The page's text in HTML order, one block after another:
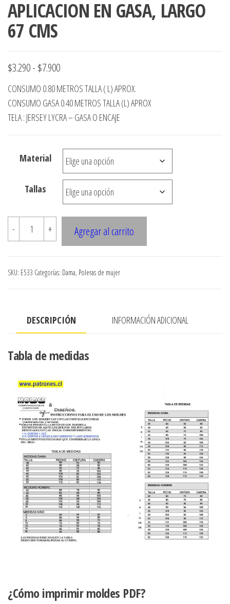
APLICACION EN GASA, LARGO
67 CMS
$3.290- $7.900Rango
de
precios:
desde
hasta
$7.900
CONSUMO 0.80 METROS TALLA ( L) APROX.
CONSUMO GASA 0.40 METROS TALLA (L) APROX
TELA : JERSEY LYCRA – GASA O ENCAJE
Material
Tallas
-
E533
POLERA
KIMONO
ESCOTADA
APLICACION
GASA,
67
CMS
cantidad
+ Agregar al carrito
SKU: E533 Categorías: Dama, Poleras de mujer
DESCRIPCIÓN INFORMACIÓN ADICIONAL
Tabla de medidas
¿Cómo imprimir moldes PDF?